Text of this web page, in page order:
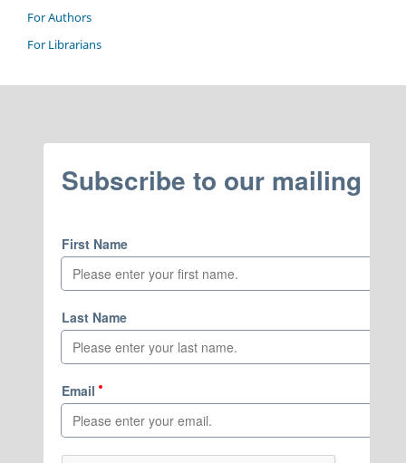
For Authors
For Librarians